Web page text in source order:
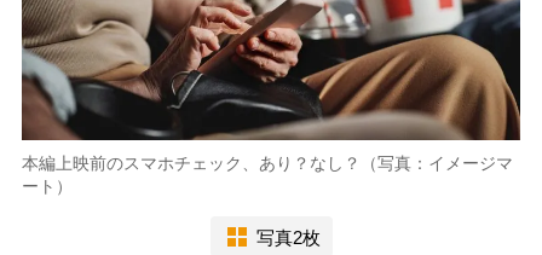
本編上映前のスマホチェック、あり？なし？（写真：イメージマ
ート）
写真2枚